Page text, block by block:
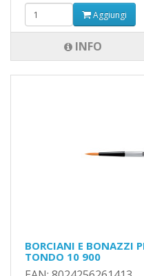
Aggiungi
INFO
BORCIANI E BONAZZI
TONDO 10 900